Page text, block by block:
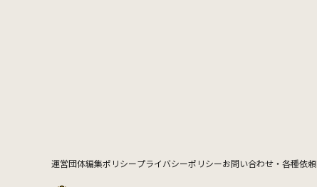
運営団体編集ポリシープライバシーポリシーお問い合わせ・各種依頼